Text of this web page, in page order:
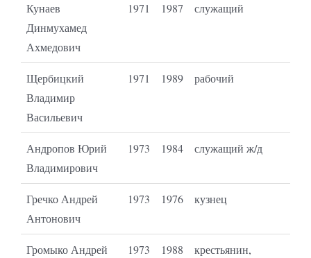
Кунаев
Динмухамед
Ахмедович
1971 1987 служащий
Щербицкий
Владимир
Васильевич
1971 1989 рабочий
Андропов Юрий
Владимирович
1973 1984 служащий ж/д
Гречко Андрей
Антонович
1973 1976 кузнец
Громыко Андрей
1973 1988
крестьянин,